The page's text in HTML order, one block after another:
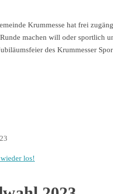
Krummesse hat frei
machen will oder sportlich
des Krummesser
los!